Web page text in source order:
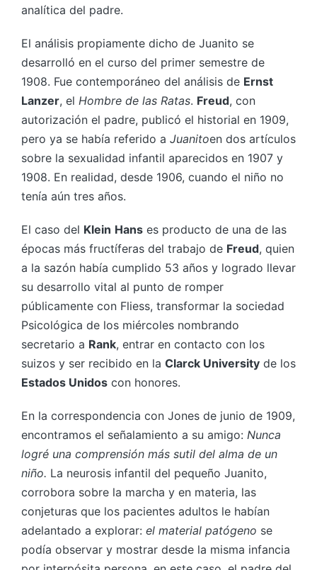
analítica del padre.
El análisis propiamente dicho de Juanito se
desarrolló en el curso del primer semestre de
1908. Fue contemporáneo del análisis de Ernst
Lanzer, el Hombre de las Ratas. Freud, con
autorización el padre, publicó el historial en 1909,
pero ya se había referido a Juanitoen dos artículos
sobre la sexualidad infantil aparecidos en 1907 y
1908. En realidad, desde 1906, cuando el niño no
tenía aún tres años.
El caso del Klein Hans es producto de una de las
épocas más fructíferas del trabajo de Freud, quien
a la sazón había cumplido 53 años y logrado llevar
su desarrollo vital al punto de romper
públicamente con Fliess, transformar la sociedad
Psicológica de los miércoles nombrando
secretario a Rank, entrar en contacto con los
suizos y ser recibido en la Clarck University de los
Estados Unidos con honores.
En la correspondencia con Jones de junio de 1909,
encontramos el señalamiento a su amigo: Nunca
logré una comprensión más sutil del alma de un
niño. La neurosis infantil del pequeño Juanito,
corrobora sobre la marcha y en materia, las
conjeturas que los pacientes adultos le habían
adelantado a explorar: el material patógeno se
podía observar y mostrar desde la misma infancia